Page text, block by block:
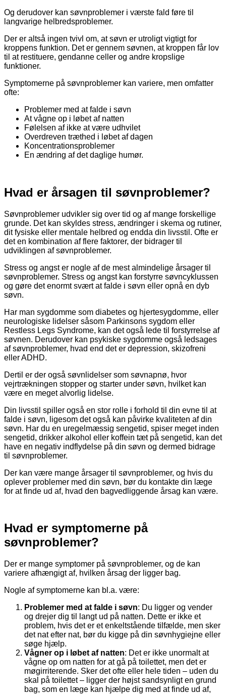
Og derudover kan søvnproblemer i værste fald føre til
langvarige helbredsproblemer.
Der er altså ingen tvivl om, at søvn er utroligt vigtigt for
kroppens funktion. Det er gennem søvnen, at kroppen får lov
til at restituere, gendanne celler og andre kropslige
funktioner.
Symptomerne på søvnproblemer kan variere, men omfatter
ofte:
Problemer med at falde i søvn
At vågne op i løbet af natten
Følelsen af ikke at være udhvilet
Overdreven træthed i løbet af dagen
Koncentrationsproblemer
En ændring af det daglige humør.
Hvad er årsagen til søvnproblemer?
Søvnproblemer udvikler sig over tid og af mange forskellige
grunde. Det kan skyldes stress, ændringer i skema og rutiner,
dit fysiske eller mentale helbred og endda din livsstil. Ofte er
det en kombination af flere faktorer, der bidrager til
udviklingen af søvnproblemer.
Stress og angst er nogle af de mest almindelige årsager til
søvnproblemer. Stress og angst kan forstyrre søvncyklussen
og gøre det enormt svært at falde i søvn eller opnå en dyb
søvn.
Har man sygdomme som diabetes og hjertesygdomme, eller
neurologiske lidelser såsom Parkinsons sygdom eller
Restless Legs Syndrome, kan det også lede til forstyrrelse af
søvnen. Derudover kan psykiske sygdomme også ledsages
af søvnproblemer, hvad end det er depression, skizofreni
eller ADHD.
Dertil er der også søvnlidelser som søvnapnø, hvor
vejrtrækningen stopper og starter under søvn, hvilket kan
være en meget alvorlig lidelse.
Din livsstil spiller også en stor rolle i forhold til din evne til at
falde i søvn, ligesom det også kan påvirke kvaliteten af din
søvn. Har du en uregelmæssig sengetid, spiser meget inden
sengetid, drikker alkohol eller koffein tæt på sengetid, kan det
have en negativ indflydelse på din søvn og dermed bidrage
til søvnproblemer.
Der kan være mange årsager til søvnproblemer, og hvis du
oplever problemer med din søvn, bør du kontakte din læge
for at finde ud af, hvad den bagvedliggende årsag kan være.
Hvad er symptomerne på
søvnproblemer?
Der er mange symptomer på søvnproblemer, og de kan
variere afhængigt af, hvilken årsag der ligger bag.
Nogle af symptomerne kan bl.a. være:
Problemer med at falde i søvn: Du ligger og vender
og drejer dig til langt ud på natten. Dette er ikke et
problem, hvis det er et enkeltstående tilfælde, men sker
det nat efter nat, bør du kigge på din søvnhygiejne eller
søge hjælp.
Vågner op i løbet af natten: Det er ikke unormalt at
vågne op om natten for at gå på toilettet, men det er
møgirriterende. Sker det ofte eller hele tiden – uden du
skal på toilettet – ligger der højst sandsynligt en grund
bag, som en læge kan hjælpe dig med at finde ud af,